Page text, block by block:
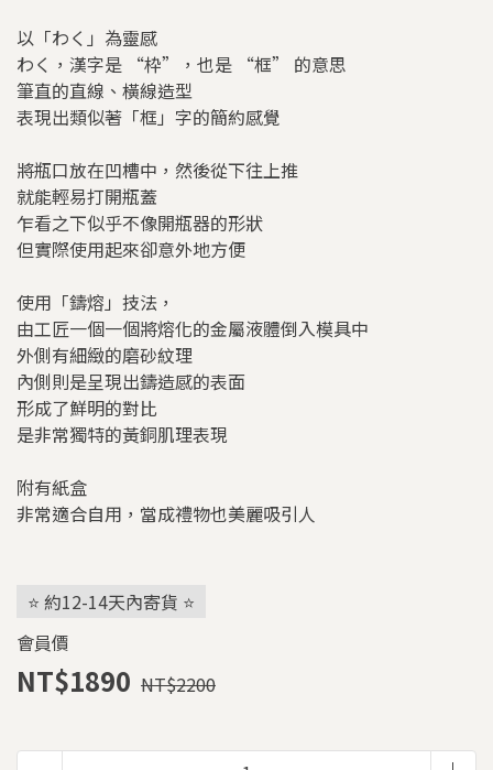
以「わく」為靈感
わく，漢字是 “枠”，也是 “框” 的意思
筆直的直線、橫線造型
表現出類似著「框」字的簡約感覺
將瓶口放在凹槽中，然後從下往上推
就能輕易打開瓶蓋
乍看之下似乎不像開瓶器的形狀
但實際使用起來卻意外地方便
使用「鑄熔」技法，
由工匠一個一個將熔化的金屬液體倒入模具中
外側有細緻的磨砂紋理
內側則是呈現出鑄造感的表面
形成了鮮明的對比
是非常獨特的黃銅肌理表現
附有紙盒
非常適合自用，當成禮物也美麗吸引人
⭐ 約12-14天內寄貨 ⭐
會員價
NT$1890 NT$2200